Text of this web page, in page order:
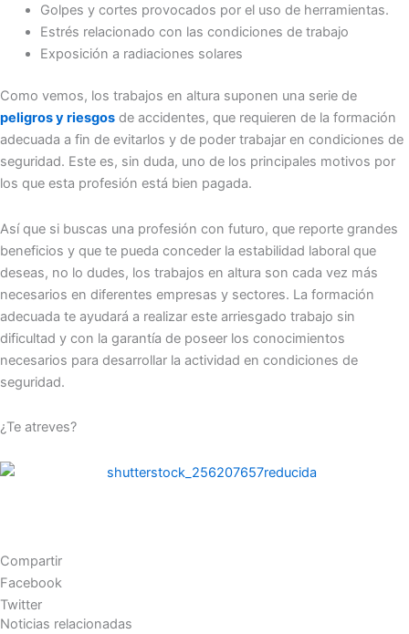
Golpes y cortes provocados por el uso de herramientas.
Estrés relacionado con las condiciones de trabajo
Exposición a radiaciones solares
Como vemos, los trabajos en altura suponen una serie de
peligros y riesgos de accidentes, que requieren de la formación
adecuada a fin de evitarlos y de poder trabajar en condiciones de
seguridad. Este es, sin duda, uno de los principales motivos por
los que esta profesión está bien pagada.
Así que si buscas una profesión con futuro, que reporte grandes
beneficios y que te pueda conceder la estabilidad laboral que
deseas, no lo dudes, los trabajos en altura son cada vez más
necesarios en diferentes empresas y sectores. La formación
adecuada te ayudará a realizar este arriesgado trabajo sin
dificultad y con la garantía de poseer los conocimientos
necesarios para desarrollar la actividad en condiciones de
seguridad.
¿Te atreves?
Compartir
Facebook
Twitter
Noticias relacionadas